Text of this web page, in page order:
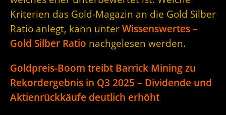
Kriterien das Gold-Magazin an die Gold Silber
Ratio anlegt, kann unter Wissenswertes –
Gold Silber Ratio nachgelesen werden.
Goldpreis-Boom treibt Barrick Mining zu
Rekordergebnis in Q3 2025 – Dividende und
Aktienrückkäufe deutlich erhöht